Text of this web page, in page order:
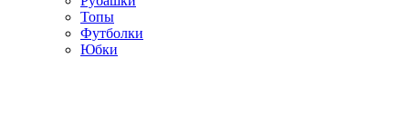
Топы
Футболки
Юбки